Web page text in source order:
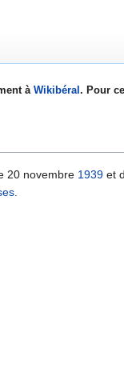
àWikibéral . Pour
20 novembre 1939 et
.